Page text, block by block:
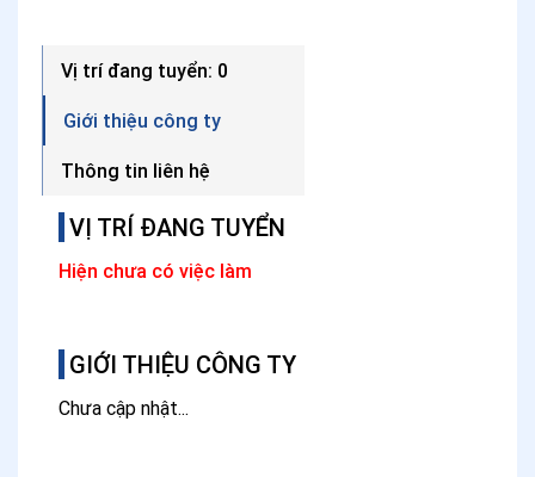
VỊ TRÍ ĐANG TUYỂN
Hiện chưa có việc làm
GIỚI THIỆU CÔNG TY
Chưa cập nhật...
Vị trí đang tuyển: 0
Giới thiệu công ty
Thông tin liên hệ